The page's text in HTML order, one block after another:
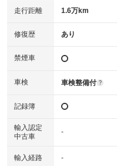
走行距離 1.6万km
修復歴 あり
禁煙車
車検 車検整備付 ?
記録簿
輸入認定
中古車
-
輸入経路 -